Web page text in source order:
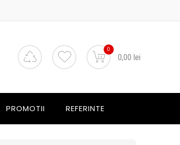
0
0,00 lei
PROMOTII REFERINTE